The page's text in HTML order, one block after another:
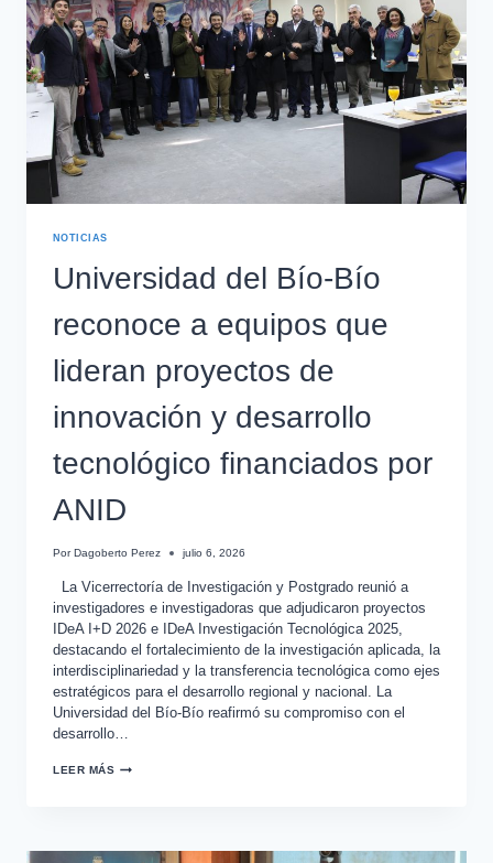
NOTICIAS
Universidad del Bío-Bío
reconoce a equipos que
lideran proyectos de
innovación y desarrollo
tecnológico financiados por
ANID
Por Dagoberto Perez julio 6, 2026
La Vicerrectoría de Investigación y Postgrado reunió a
investigadores e investigadoras que adjudicaron proyectos
IDeA I+D 2026 e IDeA Investigación Tecnológica 2025,
destacando el fortalecimiento de la investigación aplicada, la
interdisciplinariedad y la transferencia tecnológica como ejes
estratégicos para el desarrollo regional y nacional. La
Universidad del Bío-Bío reafirmó su compromiso con el
desarrollo…
LEER MÁS